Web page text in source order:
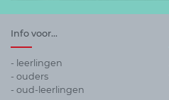
Info voor...
- leerlingen
- ouders
- oud-leerlingen